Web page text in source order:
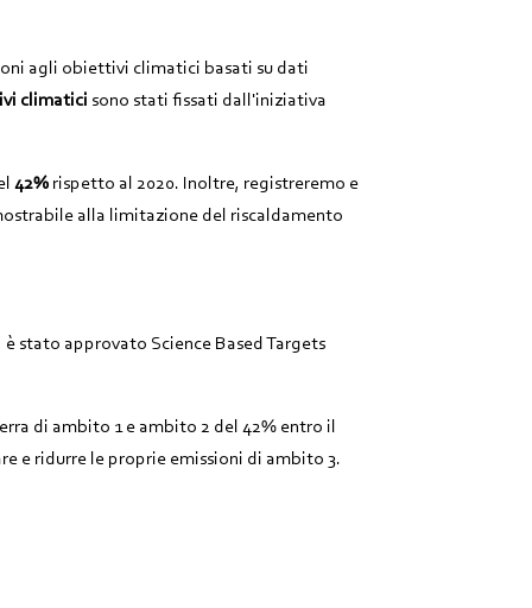
agli obiettivi climatici basati su dati
climatici sono stati fissati dall'iniziativa
42% rispetto al 2020. Inoltre, registreremo e
alla limitazione del riscaldamento
stato approvato Science Based Targets
di ambito 1 e ambito 2 del 42% entro il
e ridurre le proprie emissioni di ambito 3.